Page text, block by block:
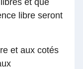
et que
libre seront
et aux cotés